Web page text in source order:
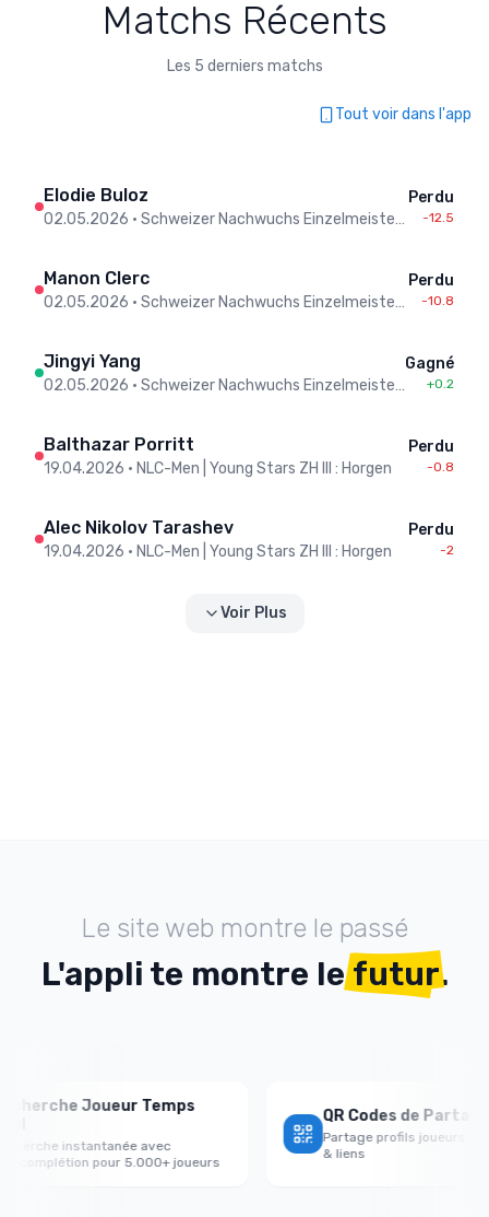
Matchs Récents
Les 5 derniers matchs
Tout voir dans l'app
Elodie Buloz
02.05.2026 • Schweizer Nachwuchs Einzelmeisterschaften / Championnats Suisse individuels jeunesse - Men
Perdu
-12.5
Manon Clerc
02.05.2026 • Schweizer Nachwuchs Einzelmeisterschaften / Championnats Suisse individuels jeunesse - Men
Perdu
-10.8
Jingyi Yang
02.05.2026 • Schweizer Nachwuchs Einzelmeisterschaften / Championnats Suisse individuels jeunesse - Men
Gagné
+0.2
Balthazar Porritt
19.04.2026 • NLC-Men | Young Stars ZH III : Horgen
Perdu
-0.8
Alec Nikolov Tarashev
19.04.2026 • NLC-Men | Young Stars ZH III : Horgen
Perdu
-2
Voir Plus
Le site web montre le passé
L'appli te montre lefutur.
Joueur Temps
instantanée avec
pour 5.000+ joueurs
QR Codes de Partage
Partage profils joueurs avec
& liens